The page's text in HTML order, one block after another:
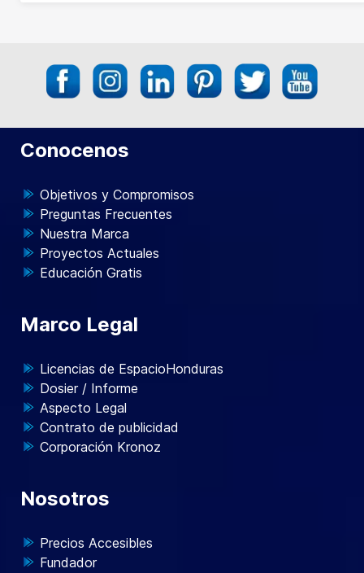
Conocenos
Objetivos y Compromisos
Preguntas Frecuentes
Nuestra Marca
Proyectos Actuales
Educación Gratis
Marco Legal
Licencias de EspacioHonduras
Dosier / Informe
Aspecto Legal
Contrato de publicidad
Corporación Kronoz
Nosotros
Precios Accesibles
Fundador